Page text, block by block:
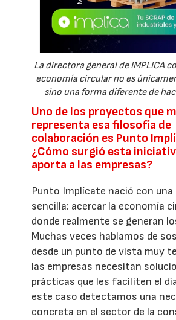
La directora general de IMPLICA
economía circular no es
sino una forma diferente de
Uno de los proyectos que
representa esa filosofía de
colaboración es Punto
¿Cómo surgió esta
aporta a las empresas?
Punto Implícate nació con una
sencilla: acercar la economía
donde realmente se generan
Muchas veces hablamos de
desde un punto de vista muy
las empresas necesitan
prácticas que les faciliten el
este caso detectamos una
concreta en el sector de la